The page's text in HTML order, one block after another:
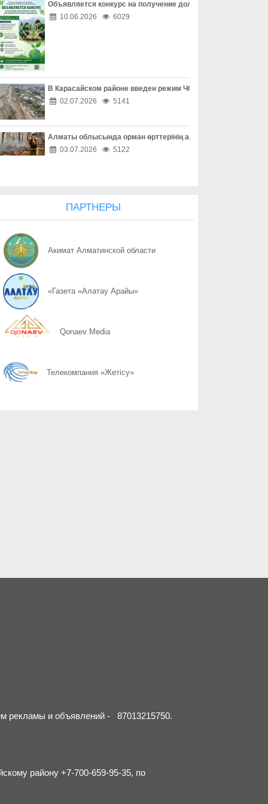
07.08 Не молчите о насилии
07.08 Каждый ребенок заслуживает счастливое детство
07.08 Безопасность начинается с семьи
07.08 Счастливое детство начинается дома
07.08 Помочь вовремя
07.08 Предупредить легче, чем вернуть
07.08 Когда вежливость не должна быть безграничной
07.08
07.08
07.08 Шаг через дорогу
Объявляется конкурс на получение долгосрочного гранта
10.06.2026
6029
В Карасайском районе введен режим ЧС местного масштаба
02.07.2026
5141
Алматы облысында орман өрттерінің алдын алу жұмыстары
03.07.2026
5122
ПАРТНЕРЫ
Акимат Алматинской области
«Газета «Алатау Арайы»
Qonaev Media
Телекомпания «Жетісу»
рекламы и объявлений - 87013215750.
району +7-700-659-95-35, по